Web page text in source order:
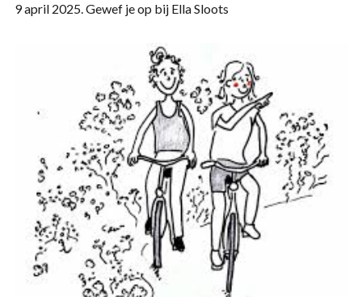
9 april 2025. Gewef je op bij Ella Sloots